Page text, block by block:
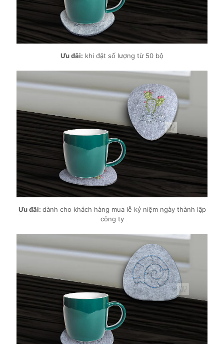
Ưu đãi: khi đặt số lượng từ 50 bộ
Ưu đãi: dành cho khách hàng mua lễ kỷ niệm ngày thành lập
công ty